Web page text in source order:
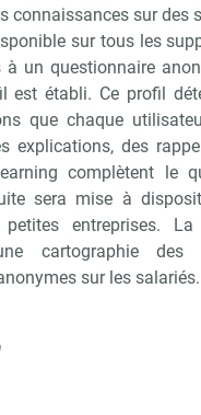
connaissances sur des
sur tous les
à un questionnaire
est établi. Ce profil
que chaque
explications, des
complètent le
sera mise à
petites entreprises.
cartographie
sur les salariés.